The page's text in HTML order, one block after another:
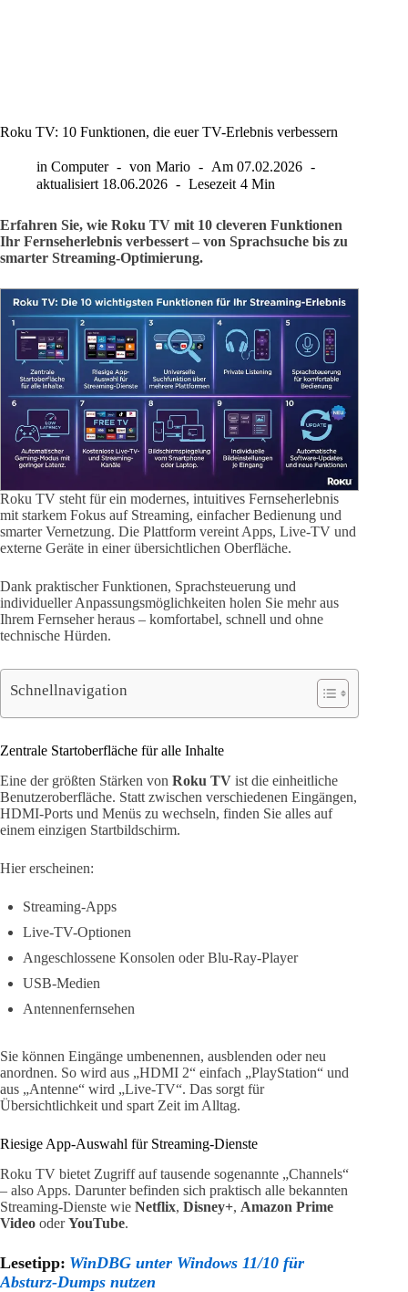
Roku TV: 10 Funktionen, die euer TV-Erlebnis verbessern
in Computer von Mario Am 07.02.2026
aktualisiert 18.06.2026 Lesezeit 4 Min
Erfahren Sie, wie Roku TV mit 10 cleveren Funktionen
Ihr Fernseherlebnis verbessert – von Sprachsuche bis zu
smarter Streaming-Optimierung.
Roku TV steht für ein modernes, intuitives Fernseherlebnis
mit starkem Fokus auf Streaming, einfacher Bedienung und
smarter Vernetzung. Die Plattform vereint Apps, Live-TV und
externe Geräte in einer übersichtlichen Oberfläche.
Dank praktischer Funktionen, Sprachsteuerung und
individueller Anpassungsmöglichkeiten holen Sie mehr aus
Ihrem Fernseher heraus – komfortabel, schnell und ohne
technische Hürden.
Schnellnavigation
Zentrale Startoberfläche für alle Inhalte
Eine der größten Stärken von Roku TV ist die einheitliche
Benutzeroberfläche. Statt zwischen verschiedenen Eingängen,
HDMI-Ports und Menüs zu wechseln, finden Sie alles auf
einem einzigen Startbildschirm.
Hier erscheinen:
Streaming-Apps
Live-TV-Optionen
Angeschlossene Konsolen oder Blu-Ray-Player
USB-Medien
Antennenfernsehen
Sie können Eingänge umbenennen, ausblenden oder neu
anordnen. So wird aus „HDMI 2“ einfach „PlayStation“ und
aus „Antenne“ wird „Live-TV“. Das sorgt für
Übersichtlichkeit und spart Zeit im Alltag.
Riesige App-Auswahl für Streaming-Dienste
Roku TV bietet Zugriff auf tausende sogenannte „Channels“
– also Apps. Darunter befinden sich praktisch alle bekannten
Streaming-Dienste wie Netflix, Disney+, Amazon Prime
Video oderYouTube.
Lesetipp: WinDBG unter Windows 11/10 für
Absturz-Dumps nutzen